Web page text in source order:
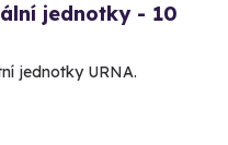
jednotky - 10
jednotky URNA.